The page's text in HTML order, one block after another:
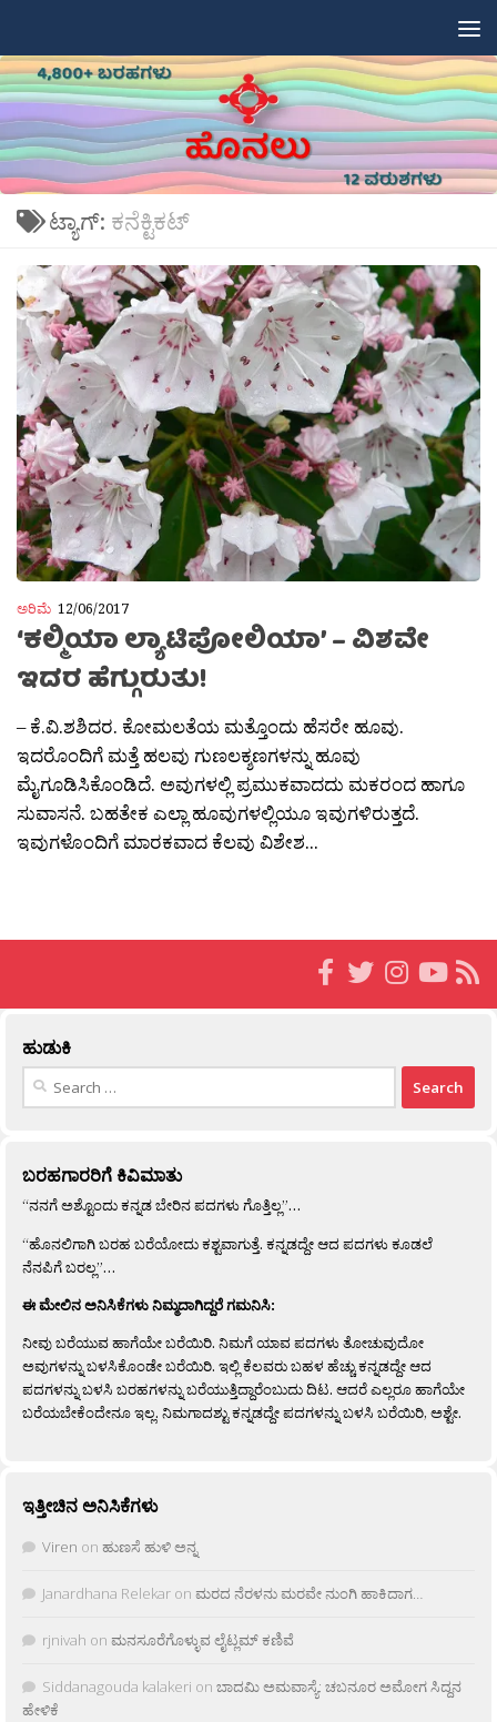
ಟ್ಯಾಗ್: ಕನೆಕ್ಟಿಕಟ್
ಅರಿಮೆ 12/06/2017
‘ಕಲ್ಮಿಯಾ ಲ್ಯಾಟಿಪೋಲಿಯಾ’ – ವಿಶವೇ
ಇದರ ಹೆಗ್ಗುರುತು!
– ಕೆ.ವಿ.ಶಶಿದರ. ಕೋಮಲತೆಯ ಮತ್ತೊಂದು ಹೆಸರೇ ಹೂವು.
ಇದರೊಂದಿಗೆ ಮತ್ತೆ ಹಲವು ಗುಣಲಕ್ಶಣಗಳನ್ನು ಹೂವು
ಮೈಗೂಡಿಸಿಕೊಂಡಿದೆ. ಅವುಗಳಲ್ಲಿ ಪ್ರಮುಕವಾದದು ಮಕರಂದ ಹಾಗೂ
ಸುವಾಸನೆ. ಬಹತೇಕ ಎಲ್ಲಾ ಹೂವುಗಳಲ್ಲಿಯೂ ಇವುಗಳಿರುತ್ತದೆ.
ಇವುಗಳೊಂದಿಗೆ ಮಾರಕವಾದ ಕೆಲವು ವಿಶೇಶ...
ಹುಡುಕಿ
Search
ಬರಹಗಾರರಿಗೆ ಕಿವಿಮಾತು
“ನನಗೆ ಅಶ್ಟೊಂದು ಕನ್ನಡ ಬೇರಿನ ಪದಗಳು ಗೊತ್ತಿಲ್ಲ”…
“ಹೊನಲಿಗಾಗಿ ಬರಹ ಬರೆಯೋದು ಕಶ್ಟವಾಗುತ್ತೆ. ಕನ್ನಡದ್ದೇ ಆದ ಪದಗಳು ಕೂಡಲೆ
ನೆನಪಿಗೆ ಬರಲ್ಲ”…
ಈ ಮೇಲಿನ ಅನಿಸಿಕೆಗಳು ನಿಮ್ಮದಾಗಿದ್ದರೆ ಗಮನಿಸಿ:
ನೀವು ಬರೆಯುವ ಹಾಗೆಯೇ ಬರೆಯಿರಿ. ನಿಮಗೆ ಯಾವ ಪದಗಳು ತೋಚುವುದೋ
ಅವುಗಳನ್ನು ಬಳಸಿಕೊಂಡೇ ಬರೆಯಿರಿ. ಇಲ್ಲಿ ಕೆಲವರು ಬಹಳ ಹೆಚ್ಚು ಕನ್ನಡದ್ದೇ ಆದ
ಪದಗಳನ್ನು ಬಳಸಿ ಬರಹಗಳನ್ನು ಬರೆಯುತ್ತಿದ್ದಾರೆಂಬುದು ದಿಟ. ಆದರೆ ಎಲ್ಲರೂ ಹಾಗೆಯೇ
ಬರೆಯಬೇಕೆಂದೇನೂ ಇಲ್ಲ. ನಿಮಗಾದಶ್ಟು ಕನ್ನಡದ್ದೇ ಪದಗಳನ್ನು ಬಳಸಿ ಬರೆಯಿರಿ, ಅಶ್ಟೇ.
ಇತ್ತೀಚಿನ ಅನಿಸಿಕೆಗಳು
Viren on ಹುಣಸೆ ಹುಳಿ ಅನ್ನ
Janardhana Relekar on ಮರದ ನೆರಳನು ಮರವೇ ನುಂಗಿ ಹಾಕಿದಾಗ…
rjnivah on ಮನಸೂರೆಗೊಳ್ಳುವ ಲೈಟ್ಲಮ್ ಕಣಿವೆ
Siddanagouda kalakeri on ಬಾದಮಿ ಅಮವಾಸ್ಯೆ: ಚಬನೂರ ಅಮೋಗ ಸಿದ್ದನ
ಹೇಳಿಕೆ